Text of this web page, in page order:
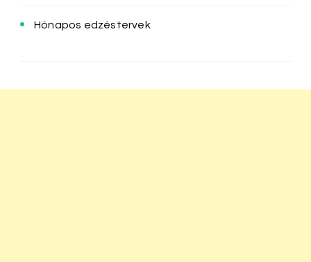
Hónapos edzéstervek